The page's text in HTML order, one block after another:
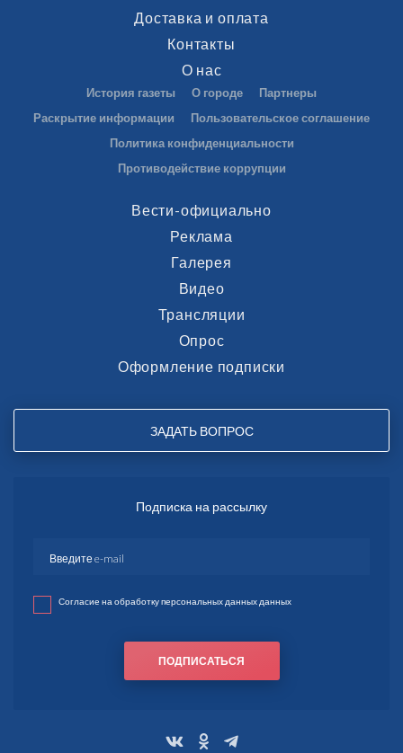
Доставка и оплата
Контакты
О нас
История газеты О городе
Партнеры
Раскрытие информации
Пользовательское соглашение
Политика конфиденциальности
Противодействие коррупции
Вести-официально
Реклама
Галерея
Видео
Трансляции
Опрос
Оформление подписки
ЗАДАТЬ ВОПРОС
Подписка на рассылку
Согласие на обработку персональных данных данных
ПОДПИСАТЬСЯ